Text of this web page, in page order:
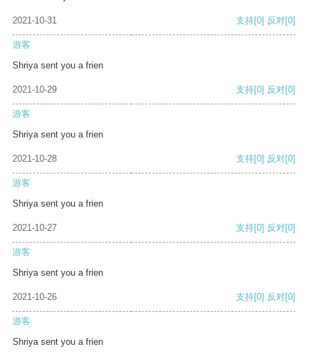
2021-10-31 支持[0] 反对[0]
游客
Shriya sent you a frien
2021-10-29 支持[0] 反对[0]
游客
Shriya sent you a frien
2021-10-28 支持[0] 反对[0]
游客
Shriya sent you a frien
2021-10-27 支持[0] 反对[0]
游客
Shriya sent you a frien
2021-10-26 支持[0] 反对[0]
游客
Shriya sent you a frien